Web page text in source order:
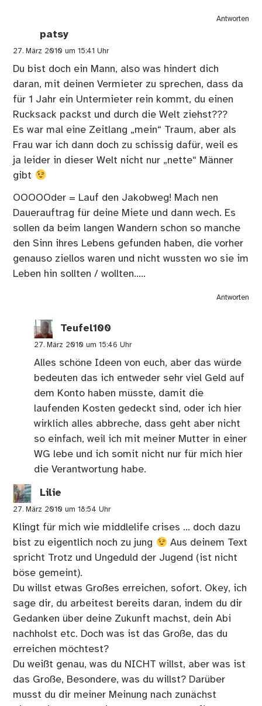
Antworten
patsy
27. März 2010 um 15:41 Uhr
Du bist doch ein Mann, also was hindert dich
daran, mit deinen Vermieter zu sprechen, dass da
für 1 Jahr ein Untermieter rein kommt, du einen
Rucksack packst und durch die Welt ziehst???
Es war mal eine Zeitlang „mein“ Traum, aber als
Frau war ich dann doch zu schissig dafür, weil es
ja leider in dieser Welt nicht nur „nette“ Männer
gibt
OOOOOder = Lauf den Jakobweg! Mach nen
Dauerauftrag für deine Miete und dann wech. Es
sollen da beim langen Wandern schon so manche
den Sinn ihres Lebens gefunden haben, die vorher
genauso ziellos waren und nicht wussten wo sie im
Leben hin sollten / wollten…..
Antworten
Teufel100
27. März 2010 um 15:46 Uhr
Alles schöne Ideen von euch, aber das würde
bedeuten das ich entweder sehr viel Geld auf
dem Konto haben müsste, damit die
laufenden Kosten gedeckt sind, oder ich hier
wirklich alles abbreche, dass geht aber nicht
so einfach, weil ich mit meiner Mutter in einer
WG lebe und ich somit nicht nur für mich hier
die Verantwortung habe.
Lilie
27. März 2010 um 18:54 Uhr
Klingt für mich wie middlelife crises … doch dazu
bist zu eigentlich noch zu jung
Aus deinem Text
spricht Trotz und Ungeduld der Jugend (ist nicht
böse gemeint).
Du willst etwas Großes erreichen, sofort. Okey, ich
sage dir, du arbeitest bereits daran, indem du dir
Gedanken über deine Zukunft machst, dein Abi
nachholst etc. Doch was ist das Große, das du
erreichen möchtest?
Du weißt genau, was du NICHT willst, aber was ist
das Große, Besondere, was du willst? Darüber
musst du dir meiner Meinung nach zunächst